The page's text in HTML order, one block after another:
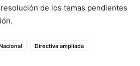
de los temas pendientes
Directiva ampliada